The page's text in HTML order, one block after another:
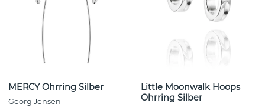
MERCY Ohrring Silber
Georg Jensen
Little Moonwalk Hoops
Ohrring Silber